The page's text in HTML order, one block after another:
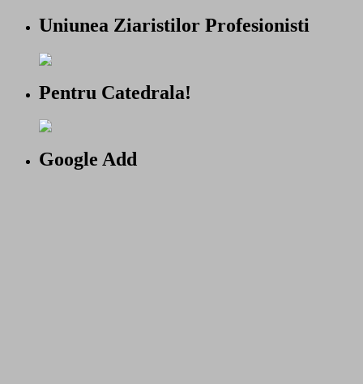
Uniunea Ziaristilor Profesionisti
Pentru Catedrala!
Google Add